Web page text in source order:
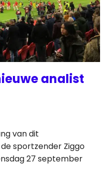
analist
van dit
sportzender Ziggo
27 september